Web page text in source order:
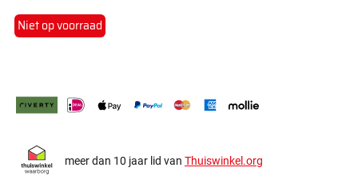
Niet op voorraad
meer dan 10 jaar lid van Thuiswinkel.org